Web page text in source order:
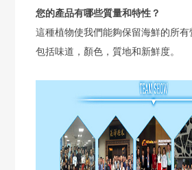
您的產品有哪些質量和特性？
這種植物使我們能夠保留海鮮的所有
包括味道，顏色，質地和新鮮度。